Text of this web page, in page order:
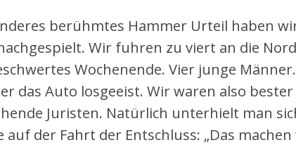
berühmtes Hammer Urteil haben
Wir fuhren zu viert an die
Wochenende. Vier junge
das Auto losgeeist. Wir waren also
Juristen. Natürlich unterhielt man
auf der Fahrt der Entschluss: „Das machen